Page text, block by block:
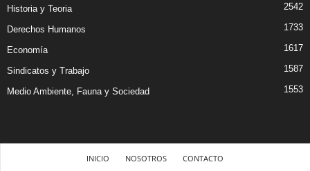
Historia y Teoria 2542
Derechos Humanos 1733
Economía 1617
Sindicatos y Trabajo 1587
Medio Ambiente, Fauna y Sociedad 1553
INICIO NOSOTROS CONTACTO